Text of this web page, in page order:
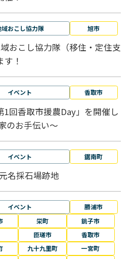
域おこし協力隊 旭市
おこし協力隊（移住・定住支
！
イベント 香取市
1回香取市援農Day」を開催し
のお手伝い～
イベント 鋸南町
名採石場跡地
イベント
勝浦市
栄町
銚子市
匝瑳市
香取市
九十九里町
一宮町